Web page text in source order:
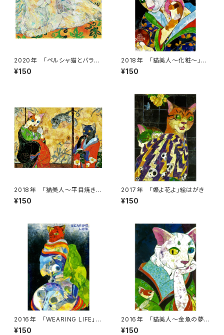
2020年 「ペルシャ猫とバラ」
絵はがき
¥150
2018年 「猫美人～化粧～」絵
はがき
¥150
2018年 「猫美人～平目焼きの
誘惑～」絵はがき
¥150
2017年 「蝶よ花よ」絵はがき
¥150
2016年 「WEARING LIFE」絵
はがき
¥150
2016年 「猫美人～金魚の夢
～」
¥150